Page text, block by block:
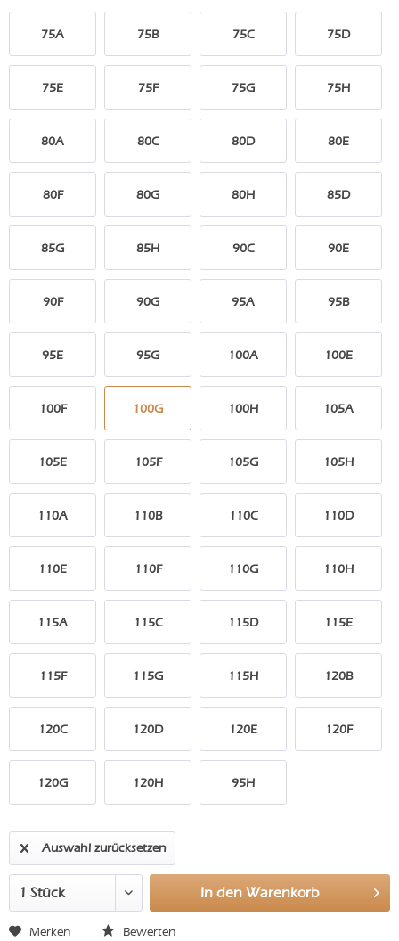
75A 75B 75C 75D
75E 75F 75G 75H
80A 80C 80D 80E
80F 80G 80H 85D
85G 85H 90C 90E
90F 90G 95A 95B
95E 95G 100A 100E
100F 100G 100H 105A
105E 105F 105G 105H
110A 110B 110C 110D
110E 110F 110G 110H
115A 115C 115D 115E
115F 115G 115H 120B
120C 120D 120E 120F
120G 120H 95H
Auswahl zurücksetzen
In den Warenkorb
Merken Bewerten